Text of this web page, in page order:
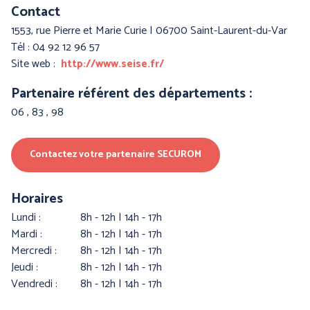
PROTECTION DE LA
PROTECTION DES MAINS
PROTECTION DU CORPS
- WORKWEAR
Contact
1553, rue Pierre et Marie Curie | 06700 Saint-Laurent-du-Var
Tél : 04 92 12 96 57
Site web : http://www.seise.fr/
Partenaire référent des départements :
06 , 83 , 98
Contactez votre partenaire SECUROM
Horaires
lundi :
8h - 12h | 14h - 17h
mardi :
8h - 12h | 14h - 17h
mercredi :
8h - 12h | 14h - 17h
jeudi :
8h - 12h | 14h - 17h
vendredi :
8h - 12h | 14h - 17h